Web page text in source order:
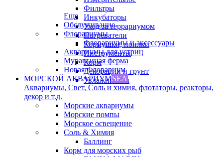
Фильтры
Инкубаторы
Уход за террариумом
Нагреватели
Кормушки, поилки
Инструменты
Корм
Декорации и грунт
Увлажнители
Еще
Обслуживание
Флорариумы
Флорариумы и аксессуары
Аквариумы для устриц
Муравьиная ферма
Новая Флорариум
МОРСКОЙ АКВАРИУМSEA
Аквариумы, Свет, Соль и химия, флотаторы, реакторы,
декор и т.д.
Морские аквариумы
Морские помпы
Морское освещение
Соль & Химия
Баллинг
Корм для морских рыб